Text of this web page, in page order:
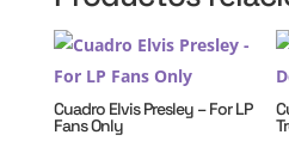
Cuadro Elvis Presley – For LP
Fans Only